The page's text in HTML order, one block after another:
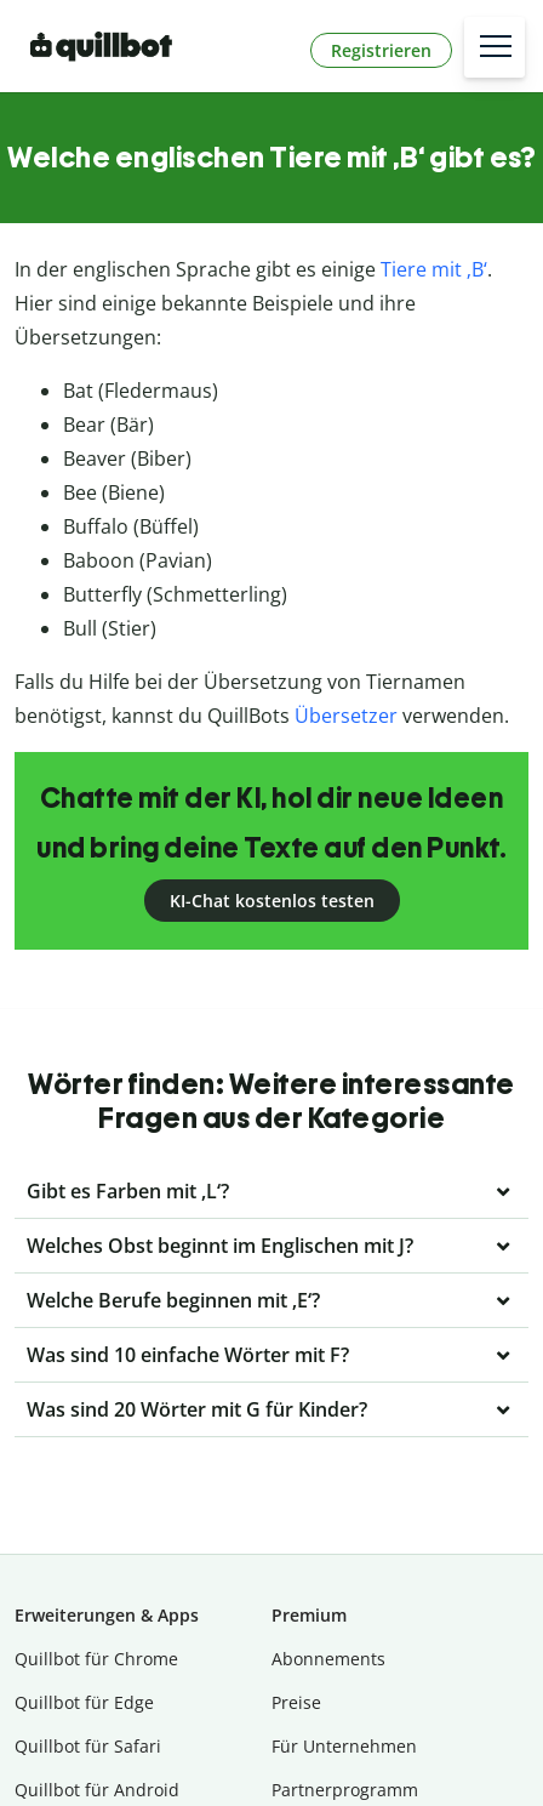
Registrieren
Welche englischen Tiere mit ‚B‘ gibt es?
In der englischen Sprache gibt es einigeTiere mit ‚B‘.
Hier sind einige bekannte Beispiele und ihre
Übersetzungen:
Bat (Fledermaus)
Bear (Bär)
Beaver (Biber)
Bee (Biene)
Buffalo (Büffel)
Baboon (Pavian)
Butterfly (Schmetterling)
Bull (Stier)
Falls du Hilfe bei der Übersetzung von Tiernamen
benötigst, kannst du QuillBots Übersetzerverwenden.
Chatte mit der KI, hol dir neue Ideen
und bring deine Texte auf den Punkt.
KI-Chat kostenlos testen
Wörter finden: Weitere interessante
Fragen aus der Kategorie
Gibt es Farben mit ,L‘?
Welches Obst beginnt im Englischen mit J?
Welche Berufe beginnen mit ‚E‘?
Was sind 10 einfache Wörter mit F?
Was sind 20 Wörter mit G für Kinder?
Erweiterungen & Apps
Quillbot für Chrome
Quillbot für Edge
Quillbot für Safari
Quillbot für Android
Premium
Abon­ne­ments
Preise
Für Unternehmen
Partnerprogramm